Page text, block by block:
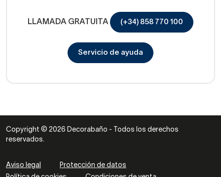
LLAMADA GRATUITA (+34) 858 770 100
Servicio de ayuda
Copyright © 2026 Decorabaño - Todos los derechos
reservados.
Aviso legal
Protección de datos